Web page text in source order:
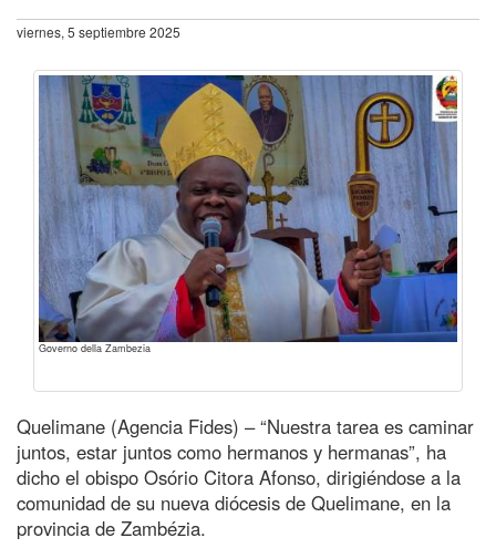
viernes, 5 septiembre 2025
Governo della Zambezia
Quelimane (Agencia Fides) – “Nuestra tarea es caminar
juntos, estar juntos como hermanos y hermanas”, ha
dicho el obispo Osório Citora Afonso, dirigiéndose a la
comunidad de su nueva diócesis de Quelimane, en la
provincia de Zambézia.